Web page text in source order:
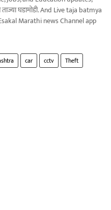
ताज्या घडामोडी. And Live taja batmya
Marathi news Channel app
car cctv
Theft